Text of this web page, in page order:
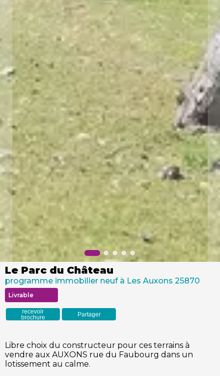
Le Parc du Château
programme immobilier neuf à Les Auxons 25870
Livrable
recevoir
brochure
Partager
Libre choix du constructeur pour ces terrains à
vendre aux AUXONS rue du Faubourg dans un
lotissement au calme.